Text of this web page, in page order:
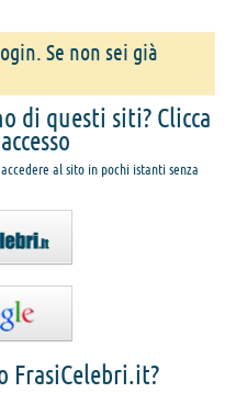
Se non sei già
di questi siti? Clicca
al sito in pochi istanti senza
FrasiCelebri.it?